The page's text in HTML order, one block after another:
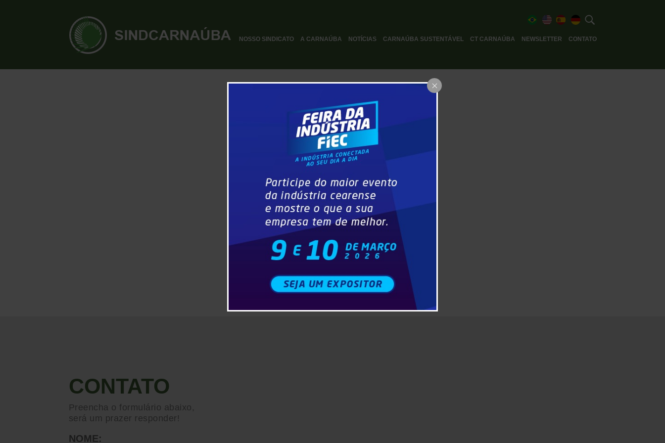
NOSSO SINDICATO A CARNAÚBA NOTÍCIAS CARNAÚBA SUSTENTÁVEL CT CARNAÚBA NEWSLETTER CONTATO
CONTATO
Preencha o formulário abaixo,
será um prazer responder!
NOME: